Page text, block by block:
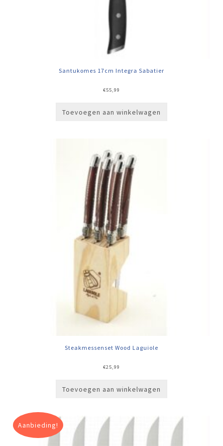
Santukomes 17cm Integra Sabatier
€55,99
Toevoegen aan winkelwagen
Steakmessenset Wood Laguiole
€25,99
Toevoegen aan winkelwagen
Aanbieding!